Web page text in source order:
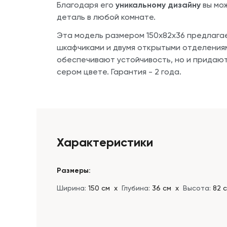
Благодаря его уникальному дизайну вы
деталь в любой комнате.
Эта модель размером 150х82х36
шкафчиками и двумя открытыми
обеспечивают устойчивость, но и
сером цвете. Гарантия - 2 года.
Характеристики
Размеры:
Ширина: 150 см х Глубина: 36 см х Высота: 82